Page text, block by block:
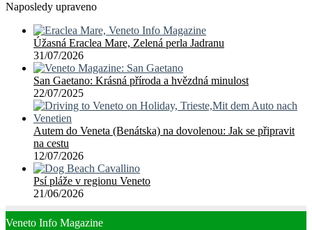
Naposledy upraveno
Úžasná Eraclea Mare, Zelená perla Jadranu
31/07/2026
San Gaetano: Krásná příroda a hvězdná minulost
22/07/2025
Autem do Veneta (Benátska) na dovolenou: Jak se připravit
na cestu
12/07/2026
Psí pláže v regionu Veneto
21/06/2026
Veneto Info Magazine